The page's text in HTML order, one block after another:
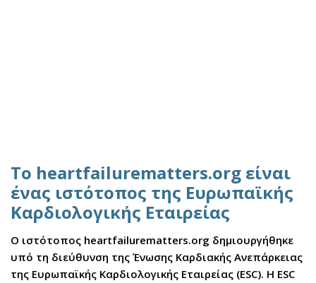
Το heartfailurematters.org είναι
ένας ιστότοπος της Ευρωπαϊκής
Καρδιολογικής Εταιρείας
Ο ιστότοπος heartfailurematters.org δημιουργήθηκε
υπό τη διεύθυνση της Ένωσης Καρδιακής Ανεπάρκειας
της Ευρωπαϊκής Καρδιολογικής Εταιρείας (ESC). Η ESC